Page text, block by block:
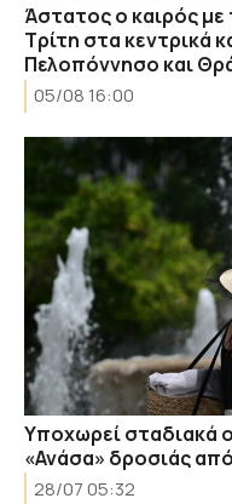
Άστατος ο καιρός με
Τρίτη στα κεντρικά
Πελοπόννησο και
05/08 16:00
Υποχωρεί σταδιακά
«Ανάσα» δροσιάς
28/07 05:32